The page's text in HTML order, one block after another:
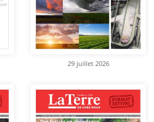
29 juillet 2026